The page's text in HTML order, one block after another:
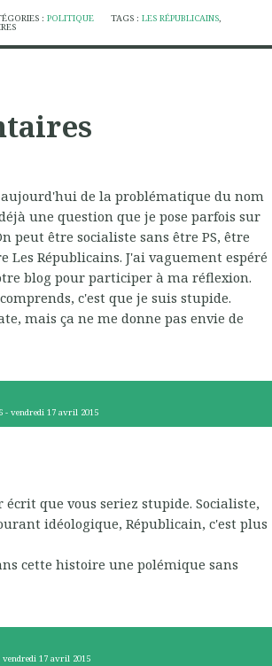
: POLITIQUE TAGS :LES RÉPUBLICAINS,
de la problématique du nom
une question que je pose parfois sur
peut être socialiste sans être PS, être
Les Républicains. J'ai vaguement espéré
blog pour participer à ma réflexion.
c'est que je suis stupide.
mais ça ne me donne pas envie de
-vendredi 17 avril 2015
écrit que vous seriez stupide. Socialiste,
idéologique, Républicain, c'est plus
cette histoire une polémique sans
vendredi 17 avril 2015